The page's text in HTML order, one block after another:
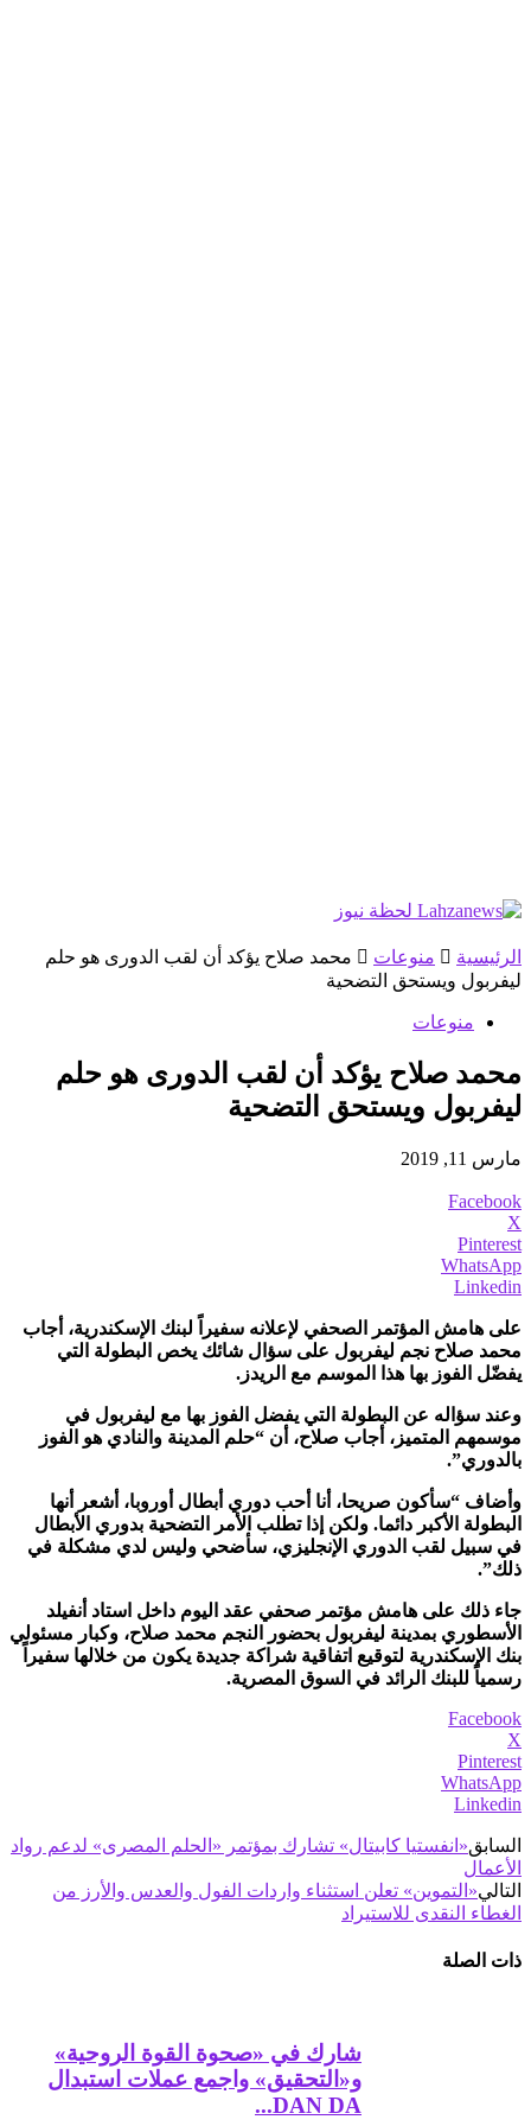
الرئيسية منوعات
محمد صلاح يؤكد أن لقب الدورى هو حلم
ليفربول ويستحق التضحية
منوعات
محمد صلاح يؤكد أن لقب الدورى هو حلم
ليفربول ويستحق التضحية
مارس 11, 2019
Facebook
X
Pinterest
WhatsApp
Linkedin
على هامش المؤتمر الصحفي لإعلانه سفيراً لبنك الإسكندرية، أجاب
محمد صلاح نجم ليفربول على سؤال شائك يخص البطولة التي
يفضّل الفوز بها هذا الموسم مع الريدز.
وعند سؤاله عن البطولة التي يفضل الفوز بها مع ليفربول في
موسمهم المتميز، أجاب صلاح، أن “حلم المدينة والنادي هو الفوز
بالدوري”.
وأضاف “سأكون صريحا، أنا أحب دوري أبطال أوروبا، أشعر أنها
البطولة الأكبر دائما. ولكن إذا تطلب الأمر التضحية بدوري الأبطال
في سبيل لقب الدوري الإنجليزي، سأضحي وليس لدي مشكلة في
ذلك”.
جاء ذلك على هامش مؤتمر صحفي عقد اليوم داخل استاد أنفيلد
الأسطوري بمدينة ليفربول بحضور النجم محمد صلاح، وكبار مسئولي
بنك الإسكندرية لتوقيع اتفاقية شراكة جديدة يكون من خلالها سفيراً
رسمياً للبنك الرائد في السوق المصرية.
Facebook
X
Pinterest
WhatsApp
Linkedin
السابق«انفستيا كابيتال» تشارك بمؤتمر «الحلم المصرى» لدعم رواد
الأعمال
التالي«التموين» تعلن استثناء واردات الفول والعدس والأرز من
الغطاء النقدى للاستيراد
ذات الصلة
شارك في «صحوة القوة الروحية»
و«التحقيق» واجمع عملات استبدال
DAN DA...